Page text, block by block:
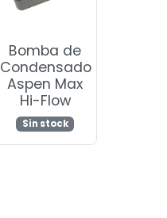
Bomba de
Condensado
Aspen Max
Hi-Flow
Sin stock